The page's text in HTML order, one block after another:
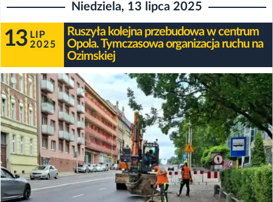
Niedziela, 13 lipca 2025
13 LIP
2025
Ruszyła kolejna przebudowa w centrum
Opola. Tymczasowa organizacja ruchu na
Ozimskiej